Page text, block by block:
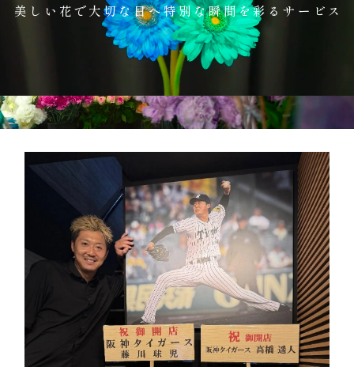
美しい花で大切な日へ特別な瞬間を彩るサービス